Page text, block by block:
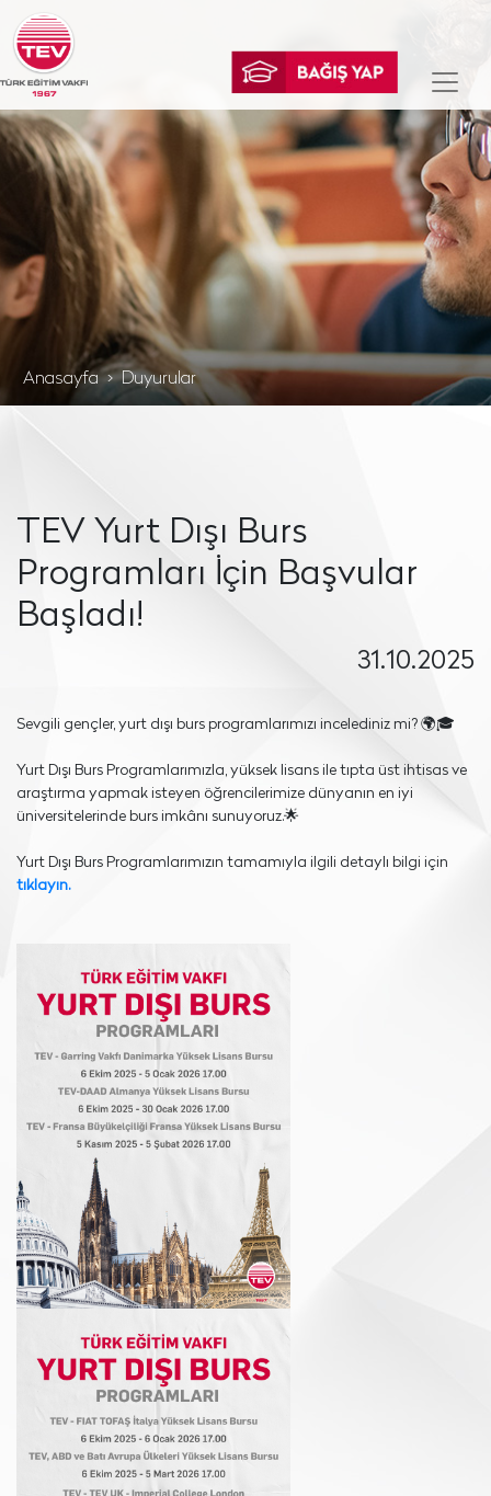
Anasayfa Duyurular
TEV Yurt Dışı Burs
Programları İçin Başvular
Başladı!
31.10.2025
Sevgili gençler, yurt dışı burs programlarımızı incelediniz mi? 🌍🎓
Yurt Dışı Burs Programlarımızla, yüksek lisans ile tıpta üst ihtisas ve
araştırma yapmak isteyen öğrencilerimize dünyanın en iyi
üniversitelerinde burs imkânı sunuyoruz.🌟
Yurt Dışı Burs Programlarımızın tamamıyla ilgili detaylı bilgi için
tıklayın.